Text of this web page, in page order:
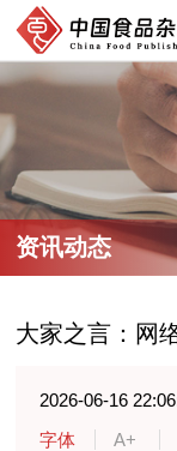
资讯动态
大家之言：网
2026-06-16
字体
A+